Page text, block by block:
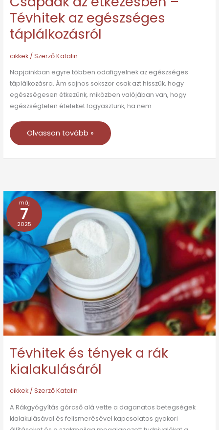
Tévhitek az egészséges
táplálkozásról
cikkek/ SzerzőKatalin
Napjainkban egyre többen odafigyelnek az egészséges
táplálkozásra. Ám sajnos sokszor csak azt hisszük, hogy
egészségesen étkezünk, miközben valójában van, hogy
egészségtelen ételeket fogyasztunk, ha nem
Olvasson tovább »
máj
7
2025
Tévhitek és tények a rák
kialakulásáról
cikkek/ SzerzőKatalin
A Rákgyógyítás górcső alá vette a daganatos betegségek
kialakulásával és felismerésével kapcsolatos gyakori
Tévhitek
tények
a
rák
kialakulásáról